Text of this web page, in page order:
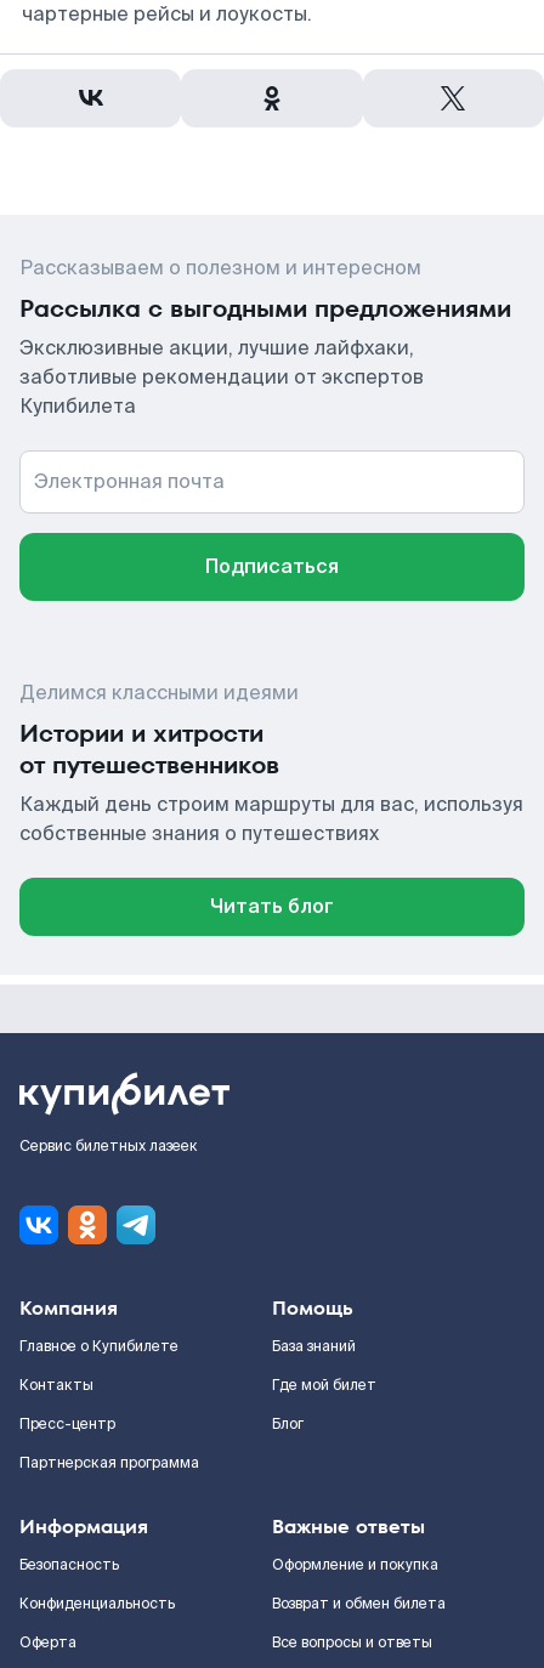
чартерные рейсы и лоукосты.
Рассказываем о полезном и интересном
Рассылка с выгодными предложениями
Эксклюзивные акции, лучшие лайфхаки,
заботливые рекомендации от экспертов
Купибилета
Электронная почта
Подписаться
Делимся классными идеями
Истории и хитрости
от путешественников
Каждый день строим маршруты для вас, используя
собственные знания о путешествиях
Читать блог
Сервис билетных лазеек
Компания
Главное о Купибилете
Контакты
Пресс-центр
Партнерская программа
Помощь
База знаний
Где мой билет
Блог
Информация
Безопасность
Конфиденциальность
Оферта
Важные ответы
Оформление и покупка
Возврат и обмен билета
Все вопросы и ответы